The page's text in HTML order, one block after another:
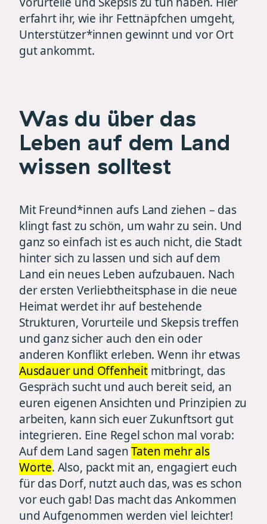
erfahrt ihr, wie ihr Fettnäpfchen umgeht,
Unterstützer*innen gewinnt und vor Ort
gut ankommt.
Was du über das
Leben auf dem Land
wissen solltest
Mit Freund*innen aufs Land ziehen – das
klingt fast zu schön, um wahr zu sein. Und
ganz so einfach ist es auch nicht, die Stadt
hinter sich zu lassen und sich auf dem
Land ein neues Leben aufzubauen. Nach
der ersten Verliebtheitsphase in die neue
Heimat werdet ihr auf bestehende
Strukturen, Vorurteile und Skepsis treffen
und ganz sicher auch den ein oder
anderen Konflikt erleben. Wenn ihr etwas
Ausdauer und Offenheitmitbringt, das
Gespräch sucht und auch bereit seid, an
euren eigenen Ansichten und Prinzipien zu
arbeiten, kann sich euer Zukunftsort gut
integrieren. Eine Regel schon mal vorab:
Auf dem Land sagenTaten mehr als
Worte. Also, packt mit an, engagiert euch
für das Dorf, nutzt auch das, was es schon
vor euch gab! Das macht das Ankommen
und Aufgenommen werden viel leichter!